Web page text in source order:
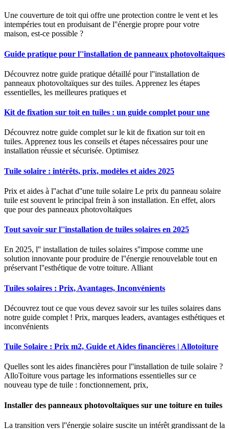
Une couverture de toit qui offre une protection contre le vent et les
intempéries tout en produisant de l''énergie propre pour votre
maison, est-ce possible ?
Guide pratique pour l''installation de panneaux photovoltaïques
Découvrez notre guide pratique détaillé pour l''installation de
panneaux photovoltaïques sur des tuiles. Apprenez les étapes
essentielles, les meilleures pratiques et
Kit de fixation sur toit en tuiles : un guide complet pour une
Découvrez notre guide complet sur le kit de fixation sur toit en
tuiles. Apprenez tous les conseils et étapes nécessaires pour une
installation réussie et sécurisée. Optimisez
Tuile solaire : intérêts, prix, modèles et aides 2025
Prix et aides à l''achat d''une tuile solaire Le prix du panneau solaire
tuile est souvent le principal frein à son installation. En effet, alors
que pour des panneaux photovoltaïques
Tout savoir sur l''installation de tuiles solaires en 2025
En 2025, l'' installation de tuiles solaires s''impose comme une
solution innovante pour produire de l''énergie renouvelable tout en
préservant l''esthétique de votre toiture. Alliant
Tuiles solaires : Prix, Avantages, Inconvénients
Découvrez tout ce que vous devez savoir sur les tuiles solaires dans
notre guide complet ! Prix, marques leaders, avantages esthétiques et
inconvénients
Tuile Solaire : Prix m2, Guide et Aides financières | Allotoiture
Quelles sont les aides financières pour l''installation de tuile solaire ?
AlloToiture vous partage les informations essentielles sur ce
nouveau type de tuile : fonctionnement, prix,
Installer des panneaux photovoltaïques sur une toiture en tuiles
La transition vers l''énergie solaire suscite un intérêt grandissant de la